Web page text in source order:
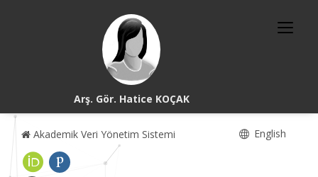
Arş. Gör. Hatice KOÇAK
Akademik Veri Yönetim Sistemi English